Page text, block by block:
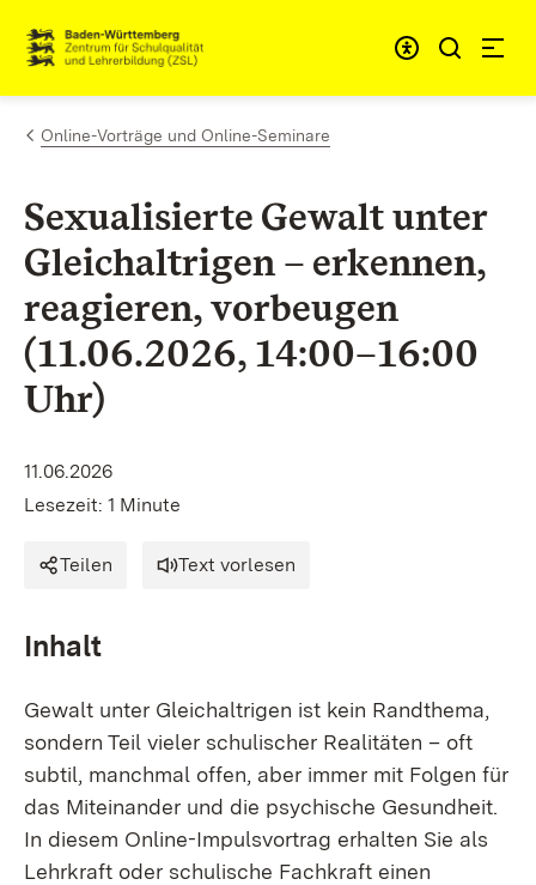
Zum Inhalt springen
Link zur Startseite
Online-Vorträge und Online-Seminare
Sexualisierte Gewalt unter
Gleichaltrigen – erkennen,
reagieren, vorbeugen
(11.06.2026, 14:00–16:00
Uhr)
11.06.2026
Lesezeit: 1 Minute
Teilen Text vorlesen
Inhalt
Gewalt unter Gleichaltrigen ist kein Randthema,
sondern Teil vieler schulischer Realitäten – oft
subtil, manchmal offen, aber immer mit Folgen für
das Miteinander und die psychische Gesundheit.
In diesem Online-Impulsvortrag erhalten Sie als
Lehrkraft oder schulische Fachkraft einen